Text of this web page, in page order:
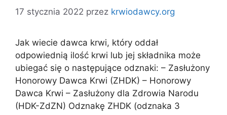
17 stycznia 2022 przez krwiodawcy.org
Jak wiecie dawca krwi, który oddał
odpowiednią ilość krwi lub jej składnika może
ubiegać się o następujące odznaki: – Zasłużony
Honorowy Dawca Krwi (ZHDK) – Honorowy
Dawca Krwi – Zasłużony dla Zdrowia Narodu
(HDK-ZdZN) Odznakę ZHDK (odznaka 3